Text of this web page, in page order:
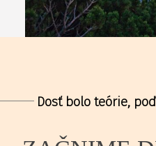
Dosť bolo teórie,